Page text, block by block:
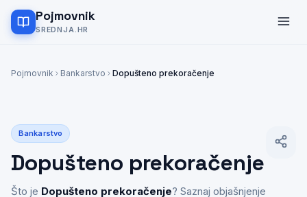
Pojmovnik
SREDNJA.HR
Pojmovnik Bankarstvo Dopušteno prekoračenje
Bankarstvo
Dopušteno prekoračenje
Što je Dopušteno prekoračenje? Saznaj objašnjenje